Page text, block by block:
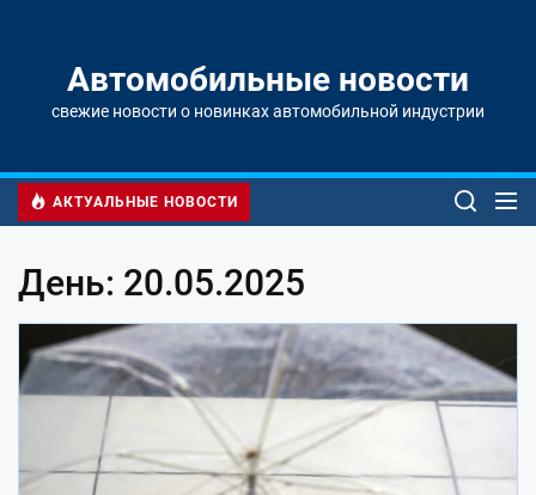
содержимомуАвтомобильные новости
свежие новости о новинках автомобильной индустрии
АКТУАЛЬНЫЕ НОВОСТИ
День: 20.05.2025